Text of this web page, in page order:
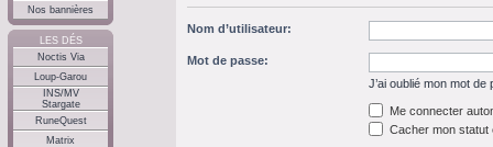
Nos bannières
LES DÉS
Noctis Via
Loup-Garou
INS/MV
Stargate
RuneQuest
Matrix
Nom d’utilisateur:
Mot de passe:
J’ai oublié mon mot de
Me connecter
Cacher mon statut